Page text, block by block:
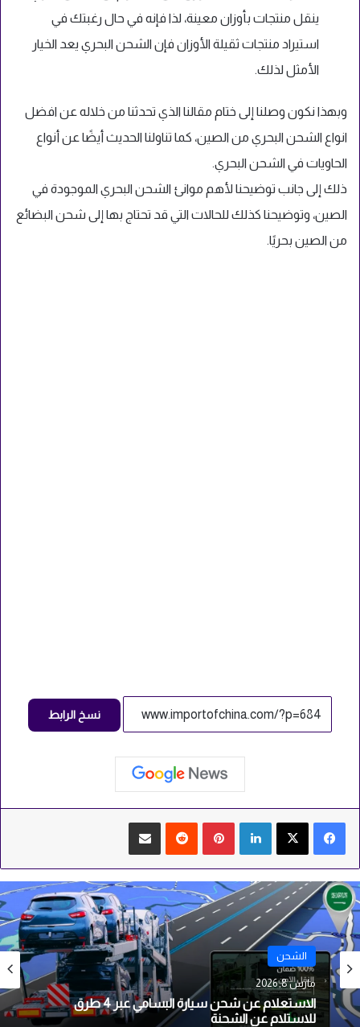
ينقل منتجات بأوزان معينة، لذا فإنه في حال رغبتك في
استيراد منتجات ثقيلة الأوزان فإن الشحن البحري يعد الخيار
الأمثل لذلك.
وبهذا نكون وصلنا إلى ختام مقالنا الذي تحدثنا من خلاله عن افضل
انواع الشحن البحري من الصين، كما تناولنا الحديث أيضًا عن أنواع
الحاويات في الشحن البحري.
ذلك إلى جانب توضيحنا لأهم موانئ الشحن البحري الموجودة في
الصين، وتوضيحنا كذلك للحالات التي قد تحتاج بها إلى شحن البضائع
من الصين بحريًا.
نسخ الرابط
لينكدإن بينتيريست
الشحن
مارس 7, 2026
شركة جي ان تي أهم الخدمات وأسعار الشحن المحلي
والدولي